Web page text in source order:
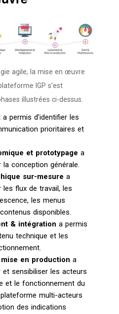
agile, la mise en œuvre
IGP s’est
illustrées ci-dessus.
a permis d’identifier les
prioritaires et
et prototypage a
la conception générale.
sur-mesure a
les flux de travail, les
les menus
disponibles.
& intégration a permis
technique et les
en production a
et sensibiliser les acteurs
et le fonctionnement du
multi-acteurs
des indications